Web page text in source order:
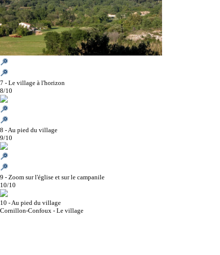
7 - Le village à l'horizon
8/10
8 - Au pied du village
9/10
9 - Zoom sur l'église et sur le campanile
10/10
10 - Au pied du village
Cornillon-Confoux - Le village